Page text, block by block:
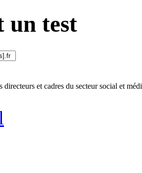
un test
et cadres du secteur social et